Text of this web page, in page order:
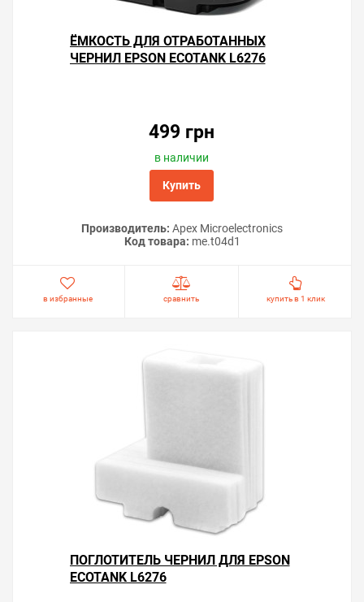
ЁМКОСТЬ ДЛЯ ОТРАБОТАННЫХ
ЧЕРНИЛ EPSON ECOTANK L6276
499 грн
в наличии
Купить
Производитель: Apex Microelectronics
Код товара: me.t04d1
в избранные сравнить купить в 1 клик
ПОГЛОТИТЕЛЬ ЧЕРНИЛ ДЛЯ EPSON
ECOTANK L6276